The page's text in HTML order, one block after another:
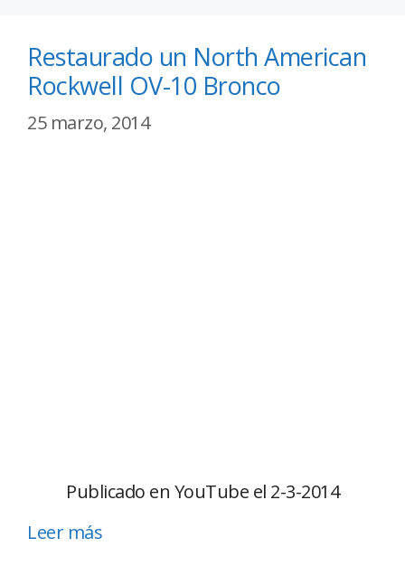
Restaurado un North American
Rockwell OV-10 Bronco
25 marzo, 2014
Publicado en YouTube el 2-3-2014
Leer más